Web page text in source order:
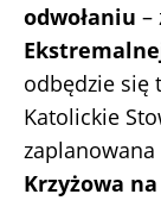
odwołaniu –
odbędzie się
Katolickie
Krzyżowa